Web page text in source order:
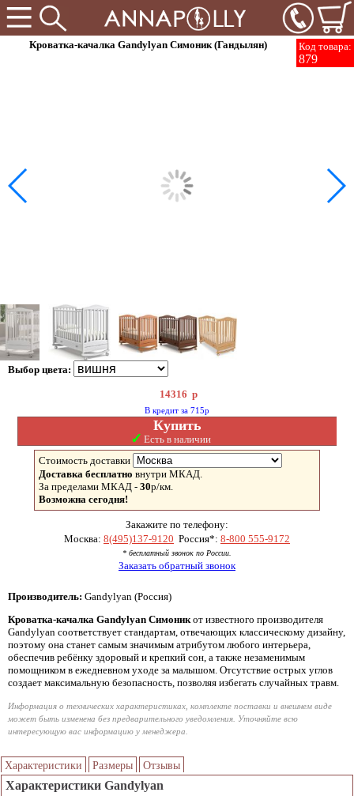
Код товара:
879
Кроватка-качалка Gandylyan Симоник (Гандылян)
Выбор цвета:
14316 р
В кредит за 715р
Купить
✓ Есть в наличии
Стоимость доставки
Доставка бесплатно внутри МКАД.
За пределами МКАД - 30р/км.
Возможна сегодня!
Закажите по телефону:
Москва: 8(495)137-9120 Россия*: 8-800 555-9172
* бесплатный звонок по России.
Заказать обратный звонок
Производитель: Gandylyan (Россия)
Кроватка-качалка Gandylyan Симоникот известного производителя
Gandylyan соответствует стандартам, отвечающих классическому дизайну,
поэтому она станет самым значимым атрибутом любого интерьера,
обеспечив ребёнку здоровый и крепкий сон, а также незаменимым
помощником в ежедневном уходе за малышом. Отсутствие острых углов
создает максимальную безопасность, позволяя избегать случайных травм.
Информация о технических характеристиках, комплекте поставки и внешнем виде
может быть изменена без предварительного уведомления. Уточняйте всю
интересующую вас информацию у менеджера.
Характеристики Размеры Отзывы
Характеристики Gandylyan